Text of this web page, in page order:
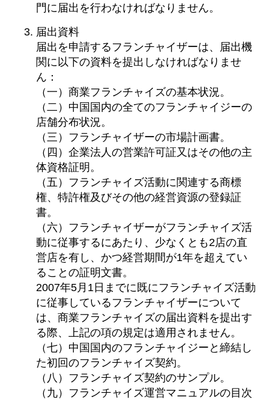
門に届出を行わなければなりません。
届出資料
届出を申請するフランチャイザーは、届出機
関に以下の資料を提出しなければなりませ
ん：
（一）商業フランチャイズの基本状況。
（二）中国国内の全てのフランチャイジーの
店舗分布状況。
（三）フランチャイザーの市場計画書。
（四）企業法人の営業許可証又はその他の主
体資格証明。
（五）フランチャイズ活動に関連する商標
権、特許権及びその他の経営資源の登録証
書。
（六）フランチャイザーがフランチャイズ活
動に従事するにあたり、少なくとも2店の直
営店を有し、かつ経営期間が1年を超えてい
ることの証明文書。
2007年5月1日までに既にフランチャイズ活動
に従事しているフランチャイザーについて
は、商業フランチャイズの届出資料を提出す
る際、上記の項の規定は適用されません。
（七）中国国内のフランチャイジーと締結し
た初回のフランチャイズ契約。
（八）フランチャイズ契約のサンプル。
（九）フランチャイズ運営マニュアルの目次